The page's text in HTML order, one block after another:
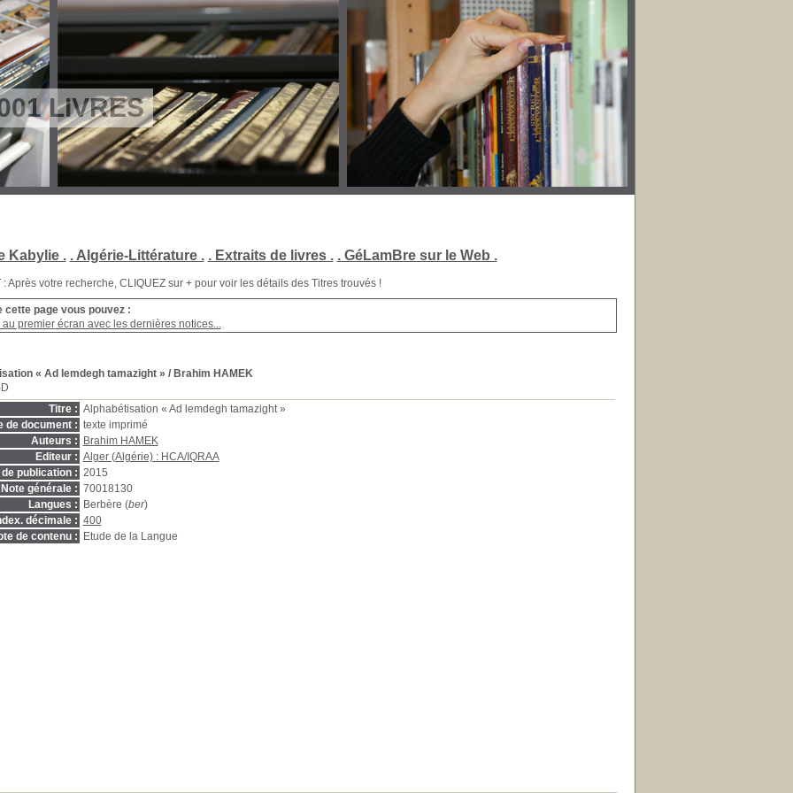
LIVRES
Kabylie . . Algérie-Littérature . . Extraits de livres . . GéLamBre sur le Web .
: Après votre recherche, CLIQUEZ sur + pour voir les détails des Titres trouvés !
cette page vous pouvez :
au premier écran avec les dernières notices...
« Ad lemdegh tamazight » / Brahim HAMEK
Titre : Alphabétisation « Ad lemdegh tamazight »
de document : texte imprimé
Auteurs :
Brahim HAMEK
Editeur : Alger (Algérie) : HCA/IQRAA
publication : 2015
Note générale : 70018130
Langues :
Berbère (ber)
décimale : 400
de contenu :
Etude de la Langue